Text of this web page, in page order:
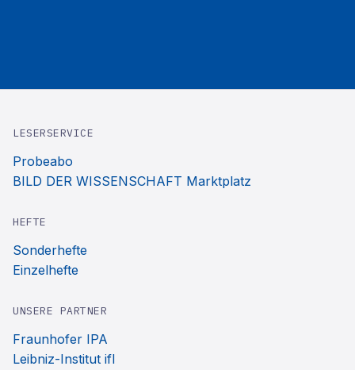
LESERSERVICE
Probeabo
BILD DER WISSENSCHAFT Marktplatz
HEFTE
Sonderhefte
Einzelhefte
UNSERE PARTNER
Fraunhofer IPA
Leibniz-Institut ifl